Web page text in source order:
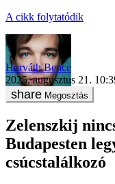
A cikk folytatódik
Horváth Bence
2025. augusztus 21.
Megosztás
Zelenszkij
Budapesten
csúcstalálkozó